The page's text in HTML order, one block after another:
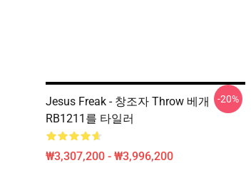
Jesus Freak - 창조자 Throw 베개
RB1211를 타일러
₩3,307,200 - ₩3,996,200
-20%